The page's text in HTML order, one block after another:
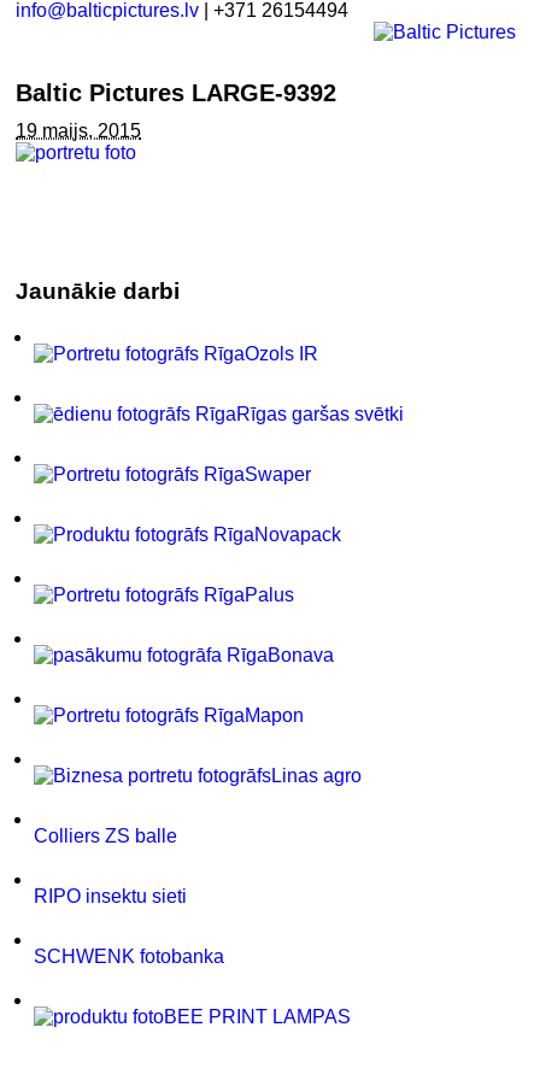
info@balticpictures.lv | +371 26154494
Baltic Pictures LARGE-9392
19 maijs, 2015
Jaunākie darbi
Ozols IR
Rīgas garšas svētki
Swaper
Novapack
Palus
Bonava
Mapon
Linas agro
Colliers ZS balle
RIPO insektu sieti
SCHWENK fotobanka
BEE PRINT LAMPAS